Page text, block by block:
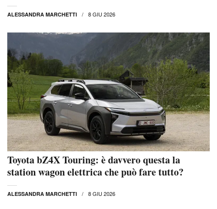
ALESSANDRA MARCHETTI 8 GIU 2026
Toyota bZ4X Touring: è davvero questa la
station wagon elettrica che può fare tutto?
ALESSANDRA MARCHETTI 8 GIU 2026